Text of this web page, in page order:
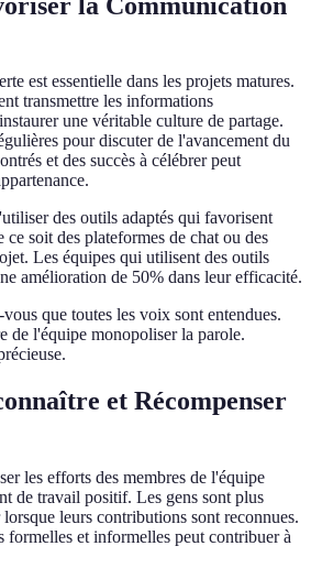
est essentielle dans les projets matures.
transmettre les informations
une véritable culture de partage.
pour discuter de l'avancement du
et des succès à célébrer peut
des outils adaptés qui favorisent
soit des plateformes de chat ou des
Les équipes qui utilisent des outils
amélioration de 50% dans leur efficacité.
que toutes les voix sont entendues.
de l'équipe monopoliser la parole.
et Récompenser
les efforts des membres de l'équipe
de travail positif. Les gens sont plus
lorsque leurs contributions sont reconnues.
formelles et informelles peut contribuer à